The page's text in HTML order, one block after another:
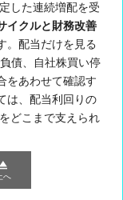
した連続増配を受
イクルと財務改善
。配当だけを見る
債、自社株買い停
をあわせて確認す
は、配当利回りの
どこまで支えられ
へ